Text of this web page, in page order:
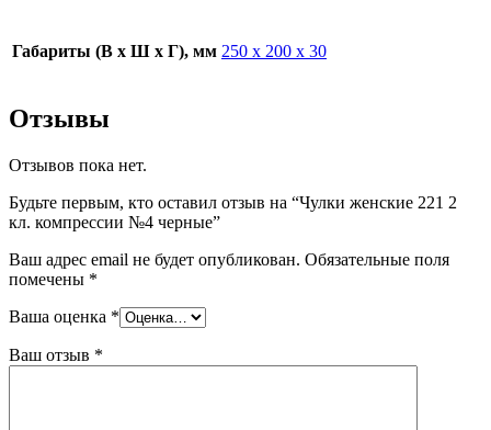
Габариты (В х Ш х Г), мм 250 х 200 х 30
Отзывы
Отзывов пока нет.
Будьте первым, кто оставил отзыв на “Чулки женские 221 2
кл. компрессии №4 черные”
Ваш адрес email не будет опубликован. Обязательные поля
помечены *
Ваша оценка *
Ваш отзыв *